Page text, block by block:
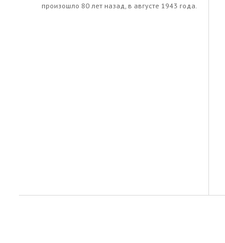
произошло 80 лет назад, в августе 1943 года.